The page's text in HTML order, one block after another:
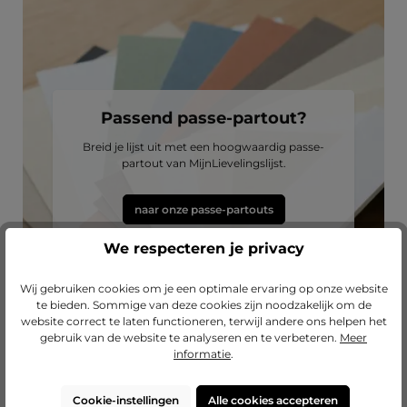
Passend passe-partout?
Breid je lijst uit met een hoogwaardig passe-
partout van MijnLievelingslijst.
naar onze passe-partouts
We respecteren je privacy
Wij gebruiken cookies om je een optimale ervaring op onze website
te bieden. Sommige van deze cookies zijn noodzakelijk om de
website correct te laten functioneren, terwijl andere ons helpen het
gebruik van de website te analyseren en te verbeteren. Meer
informatie.
Cookie-instellingen Alle cookies accepteren